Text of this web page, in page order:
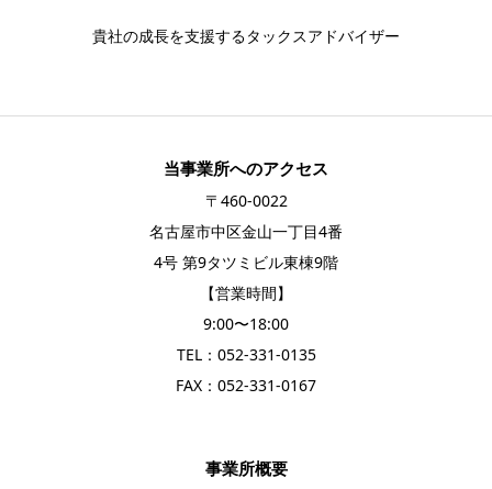
貴社の成長を支援するタックスアドバイザー
当事業所へのアクセス
〒460-0022
名古屋市中区金山一丁目4番
4号 第9タツミビル東棟9階
【営業時間】
9:00〜18:00
TEL： 052-331-0135
FAX：052-331-0167
事業所概要